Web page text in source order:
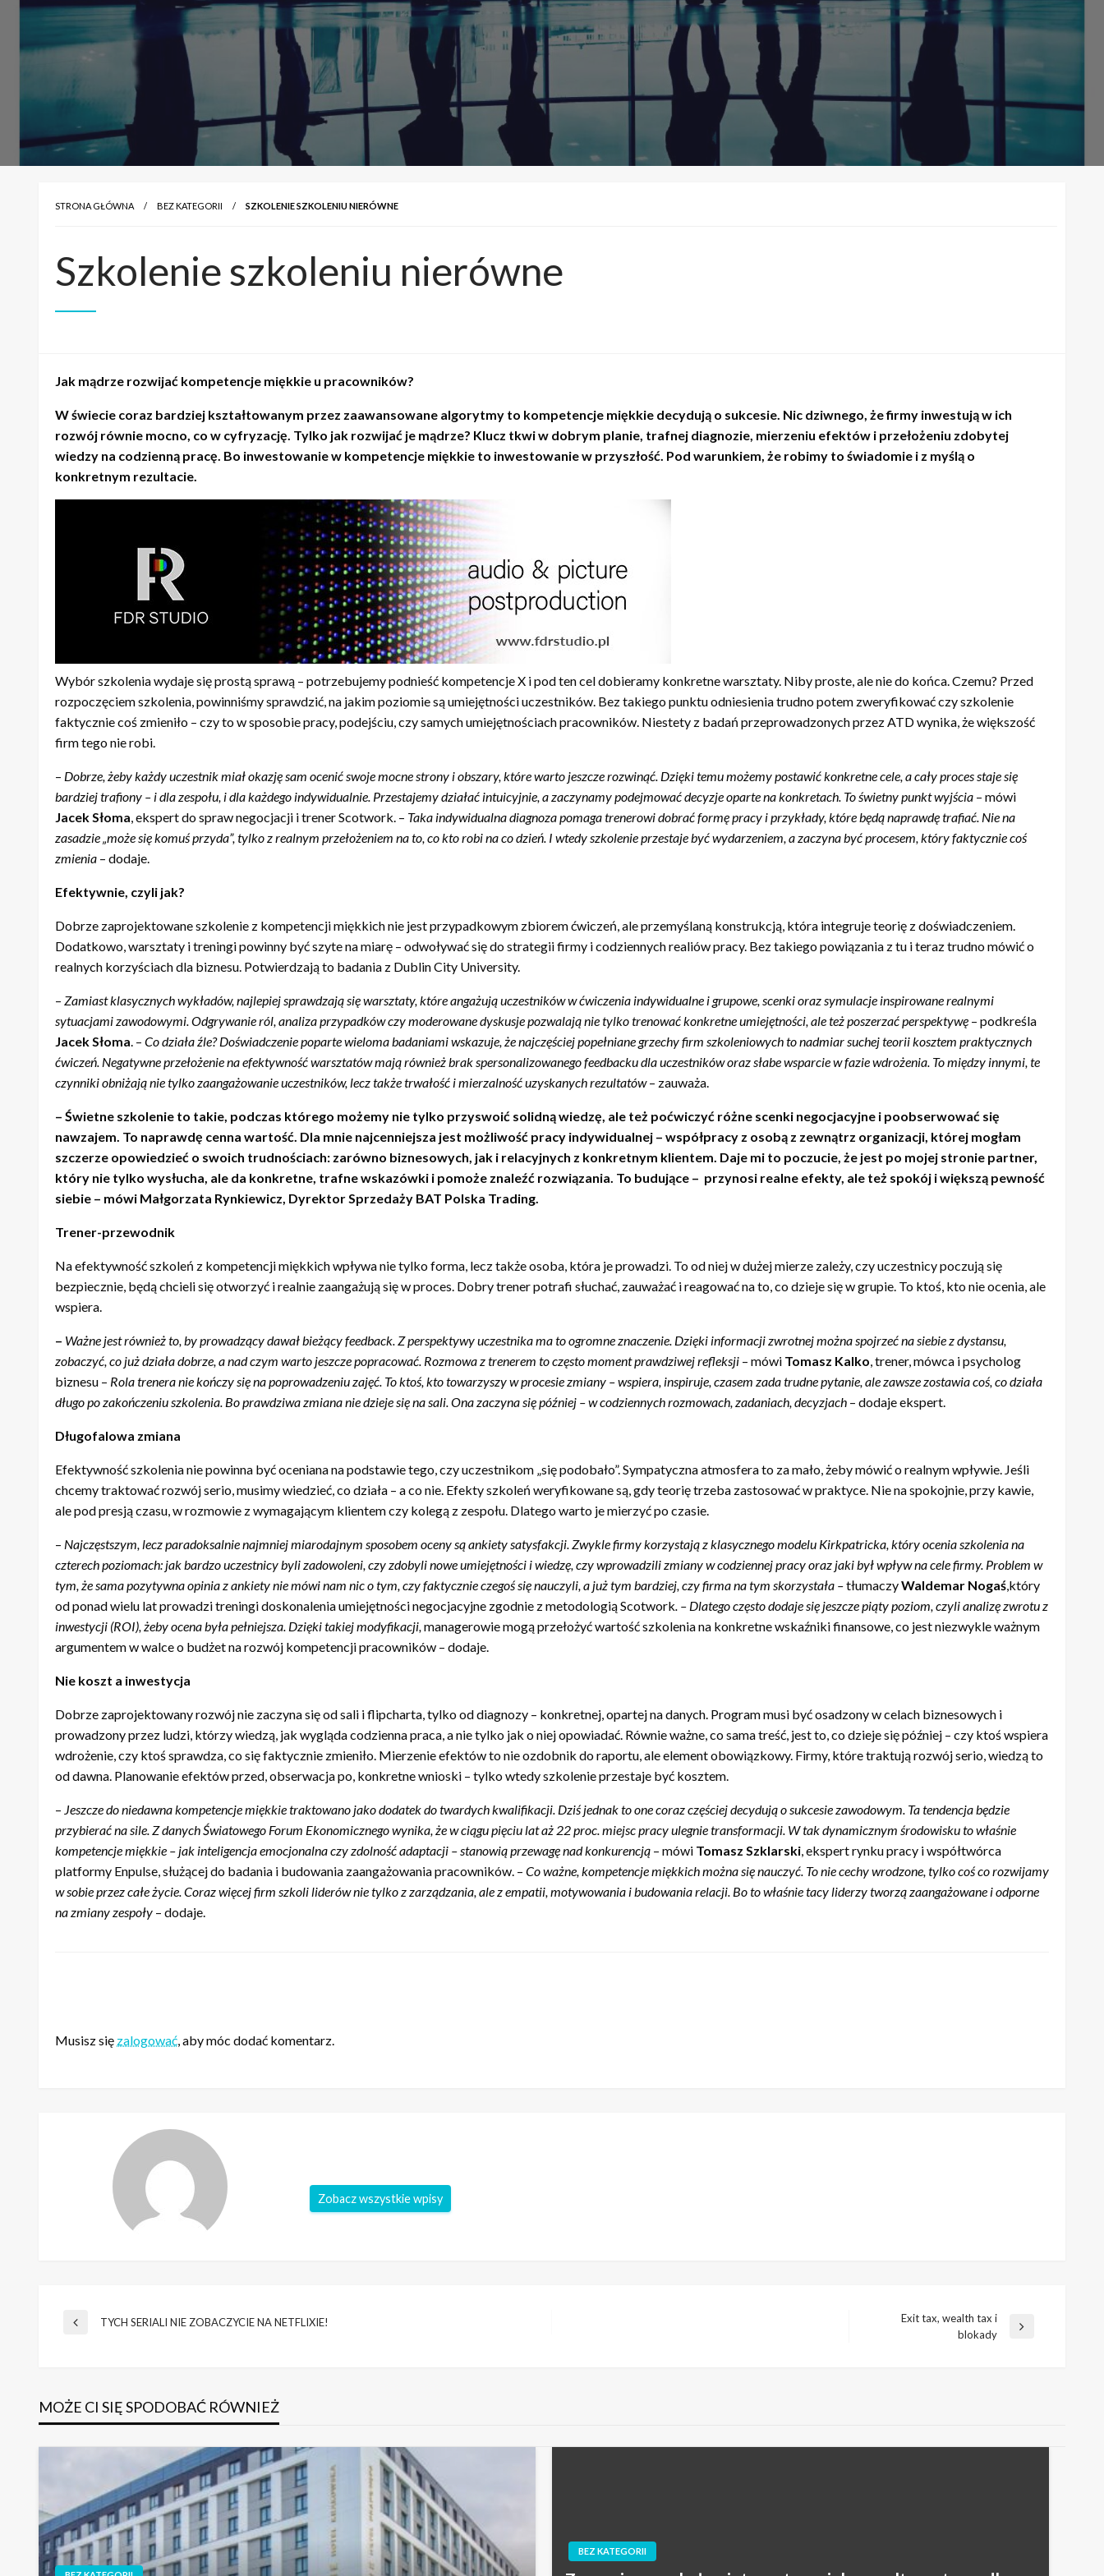
STRONA GŁÓWNA BEZ KATEGORII SZKOLENIE SZKOLENIU NIERÓWNE
Szkolenie szkoleniu nierówne
Jak mądrze rozwijać kompetencje miękkie u pracowników?
W świecie coraz bardziej kształtowanym przez zaawansowane algorytmy to kompetencje miękkie decydują o sukcesie. Nic dziwnego, że firmy inwestują w ich
rozwój równie mocno, co w cyfryzację. Tylko jak rozwijać je mądrze? Klucz tkwi w dobrym planie, trafnej diagnozie, mierzeniu efektów i przełożeniu zdobytej
wiedzy na codzienną pracę. Bo inwestowanie w kompetencje miękkie to inwestowanie w przyszłość. Pod warunkiem, że robimy to świadomie i z myślą o
konkretnym rezultacie.
Wybór szkolenia wydaje się prostą sprawą – potrzebujemy podnieść kompetencje X i pod ten cel dobieramy konkretne warsztaty. Niby proste, ale nie do końca. Czemu? Przed
rozpoczęciem szkolenia, powinniśmy sprawdzić, na jakim poziomie są umiejętności uczestników. Bez takiego punktu odniesienia trudno potem zweryfikować czy szkolenie
faktycznie coś zmieniło – czy to w sposobie pracy, podejściu, czy samych umiejętnościach pracowników. Niestety z badań przeprowadzonych przez ATD wynika, że większość
firm tego nie robi.
– Dobrze, żeby każdy uczestnik miał okazję sam ocenić swoje mocne strony i obszary, które warto jeszcze rozwinąć. Dzięki temu możemy postawić konkretne cele, a cały proces staje się
bardziej trafiony – i dla zespołu, i dla każdego indywidualnie. Przestajemy działać intuicyjnie, a zaczynamy podejmować decyzje oparte na konkretach. To świetny punkt wyjścia – mówi
Jacek Słoma, ekspert do spraw negocjacji i trener Scotwork. – Taka indywidualna diagnoza pomaga trenerowi dobrać formę pracy i przykłady, które będą naprawdę trafiać. Nie na
zasadzie „może się komuś przyda”, tylko z realnym przełożeniem na to, co kto robi na co dzień. I wtedy szkolenie przestaje być wydarzeniem, a zaczyna być procesem, który faktycznie coś
zmienia – dodaje.
Efektywnie, czyli jak?
Dobrze zaprojektowane szkolenie z kompetencji miękkich nie jest przypadkowym zbiorem ćwiczeń, ale przemyślaną konstrukcją, która integruje teorię z doświadczeniem.
Dodatkowo, warsztaty i treningi powinny być szyte na miarę – odwoływać się do strategii firmy i codziennych realiów pracy. Bez takiego powiązania z tu i teraz trudno mówić o
realnych korzyściach dla biznesu. Potwierdzają to badania z Dublin City University.
– Zamiast klasycznych wykładów, najlepiej sprawdzają się warsztaty, które angażują uczestników w ćwiczenia indywidualne i grupowe, scenki oraz symulacje inspirowane realnymi
sytuacjami zawodowymi. Odgrywanie ról, analiza przypadków czy moderowane dyskusje pozwalają nie tylko trenować konkretne umiejętności, ale też poszerzać perspektywę – podkreśla
Jacek Słoma. – Co działa źle? Doświadczenie poparte wieloma badaniami wskazuje, że najczęściej popełniane grzechy firm szkoleniowych to nadmiar suchej teorii kosztem praktycznych
ćwiczeń. Negatywne przełożenie na efektywność warsztatów mają również brak spersonalizowanego feedbacku dla uczestników oraz słabe wsparcie w fazie wdrożenia. To między innymi, te
czynniki obniżają nie tylko zaangażowanie uczestników, lecz także trwałość i mierzalność uzyskanych rezultatów– zauważa.
– Świetne szkolenie to takie, podczas którego możemy nie tylko przyswoić solidną wiedzę, ale też poćwiczyć różne scenki negocjacyjne i poobserwować się
nawzajem. To naprawdę cenna wartość. Dla mnie najcenniejsza jest możliwość pracy indywidualnej – współpracy z osobą z zewnątrz organizacji, której mogłam
szczerze opowiedzieć o swoich trudnościach: zarówno biznesowych, jak i relacyjnych z konkretnym klientem. Daje mi to poczucie, że jest po mojej stronie partner,
który nie tylko wysłucha, ale da konkretne, trafne wskazówki i pomoże znaleźć rozwiązania. To budujące – przynosi realne efekty, ale też spokój i większą pewność
siebie – mówi Małgorzata Rynkiewicz, Dyrektor Sprzedaży BAT Polska Trading.
Trener-przewodnik
Na efektywność szkoleń z kompetencji miękkich wpływa nie tylko forma, lecz także osoba, która je prowadzi. To od niej w dużej mierze zależy, czy uczestnicy poczują się
bezpiecznie, będą chcieli się otworzyć i realnie zaangażują się w proces. Dobry trener potrafi słuchać, zauważać i reagować na to, co dzieje się w grupie. To ktoś, kto nie ocenia, ale
wspiera.
– Ważne jest również to, by prowadzący dawałbieżący feedback. Z perspektywy uczestnika ma to ogromne znaczenie. Dzięki informacji zwrotnej można spojrzeć na siebie z dystansu,
zobaczyć, co już działa dobrze, a nad czym warto jeszcze popracować. Rozmowa z trenerem to często moment prawdziwej refleksji – mówi Tomasz Kalko, trener, mówca i psycholog
biznesu – Rola trenera nie kończy się na poprowadzeniu zajęć. To ktoś, kto towarzyszy w procesie zmiany – wspiera, inspiruje, czasem zada trudne pytanie, ale zawsze zostawia coś, co działa
długo po zakończeniu szkolenia. Bo prawdziwa zmiana nie dzieje się na sali. Ona zaczyna się później – w codziennych rozmowach, zadaniach, decyzjach – dodaje ekspert.
Długofalowa zmiana
Efektywność szkolenia nie powinna być oceniana na podstawie tego, czy uczestnikom „się podobało”. Sympatyczna atmosfera to za mało, żeby mówić o realnym wpływie. Jeśli
chcemy traktować rozwój serio, musimy wiedzieć, co działa – a co nie. Efekty szkoleń weryfikowane są, gdy teorię trzeba zastosować w praktyce. Nie na spokojnie, przy kawie,
ale pod presją czasu, w rozmowie z wymagającym klientem czy kolegą z zespołu. Dlatego warto je mierzyć po czasie.
– Najczęstszym, lecz paradoksalnie najmniej miarodajnym sposobem oceny są ankiety satysfakcji. Zwykle firmy korzystają z klasycznego modelu Kirkpatricka, który ocenia szkolenia na
czterech poziomach: jak bardzo uczestnicy byli zadowoleni, czy zdobyli nowe umiejętności i wiedzę, czy wprowadzili zmiany w codziennej pracy oraz jaki był wpływ na cele firmy. Problem w
tym, że sama pozytywna opinia z ankiety nie mówi nam nic o tym, czy faktycznie czegoś się nauczyli, a już tym bardziej, czy firma na tym skorzystała –tłumaczyWaldemar Nogaś,który
od ponad wielu lat prowadzi treningi doskonalenia umiejętności negocjacyjne zgodnie z metodologią Scotwork. – Dlatego często dodaje się jeszcze piąty poziom, czyli analizę zwrotu z
inwestycji (ROI), żeby ocena była pełniejsza. Dzięki takiej modyfikacji,managerowie mogą przełożyć wartość szkolenia na konkretne wskaźniki finansowe, co jest niezwykle ważnym
argumentem w walce o budżet na rozwój kompetencji pracowników – dodaje.
Nie koszt a inwestycja
Dobrze zaprojektowany rozwój nie zaczyna się od sali i flipcharta, tylko od diagnozy – konkretnej, opartej na danych. Program musi być osadzony w celach biznesowych i
prowadzony przez ludzi, którzy wiedzą, jak wygląda codzienna praca, a nie tylko jak o niej opowiadać. Równie ważne, co sama treść, jest to, co dzieje się później – czy ktoś wspiera
wdrożenie, czy ktoś sprawdza, co się faktycznie zmieniło. Mierzenie efektów to nie ozdobnik do raportu, ale element obowiązkowy. Firmy, które traktują rozwój serio, wiedzą to
od dawna. Planowanie efektów przed, obserwacja po, konkretne wnioski – tylko wtedy szkolenie przestaje być kosztem.
– Jeszcze do niedawna kompetencje miękkie traktowano jako dodatek do twardych kwalifikacji. Dziś jednak to one coraz częściej decydują o sukcesie zawodowym. Ta tendencja będzie
przybierać na sile. Z danych Światowego Forum Ekonomicznego wynika, że w ciągu pięciu lat aż 22 proc. miejsc pracy ulegnie transformacji. W tak dynamicznym środowisku to właśnie
kompetencje miękkie – jak inteligencja emocjonalna czy zdolność adaptacji – stanowią przewagę nad konkurencją – mówi Tomasz Szklarski, ekspert rynku pracy i współtwórca
platformy Enpulse, służącej do badania i budowania zaangażowania pracowników. – Co ważne, kompetencje miękkich można się nauczyć. To nie cechy wrodzone, tylko coś co rozwijamy
w sobie przez całe życie. Coraz więcej firm szkoli liderów nie tylko z zarządzania, ale z empatii, motywowania i budowania relacji. Bo to właśnie tacy liderzy tworzą zaangażowane i odporne
na zmiany zespoły – dodaje.
Musisz się zalogować, aby móc dodać komentarz.
Zobacz wszystkie wpisy
Nawigacja
Poprzedni
TYCH SERIALI NIE ZOBACZYCIE NA NETFLIXIE!
Exit tax, wealth tax i
blokady
MOŻE CI SIĘ SPODOBAĆ RÓWNIEŻ
BEZ KATEGORII